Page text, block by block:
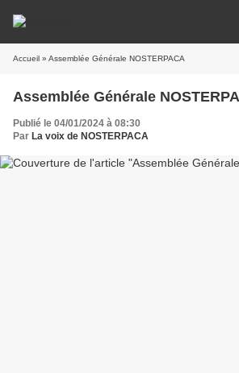
Accueil » Assemblée Générale NOSTERPACA
Assemblée Générale
Publié le 04/01/2024 à 08:30
Par La voix de NOSTERPACA